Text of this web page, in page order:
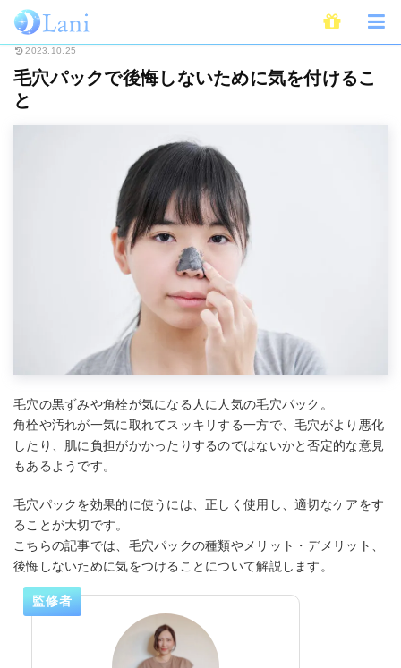
ホーム Beauty 毛穴パックで後悔しないために気を付けること
2023.10.25
毛穴パックで後悔しないために気を付けるこ
と
毛穴の黒ずみや角栓が気になる人に人気の毛穴パック。
角栓や汚れが一気に取れてスッキリする一方で、毛穴がより悪化
したり、肌に負担がかかったりするのではないかと否定的な意見
もあるようです。
毛穴パックを効果的に使うには、正しく使用し、適切なケアをす
ることが大切です。
こちらの記事では、毛穴パックの種類やメリット・デメリット、
後悔しないために気をつけることについて解説します。
監修者